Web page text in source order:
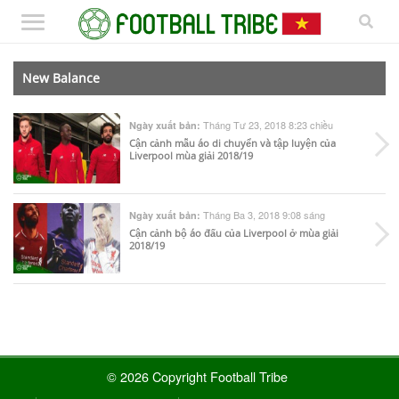
New Balance
Ngày xuất bản: Tháng Tư 23, 2018 8:23 chiều
Cận cảnh mẫu áo di chuyển và tập luyện của
Liverpool mùa giải 2018/19
Ngày xuất bản: Tháng Ba 3, 2018 9:08 sáng
Cận cảnh bộ áo đấu của Liverpool ở mùa giải
2018/19
© 2026 Copyright Football Tribe